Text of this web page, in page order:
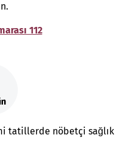
112
tatillerde nöbetçi sağlık